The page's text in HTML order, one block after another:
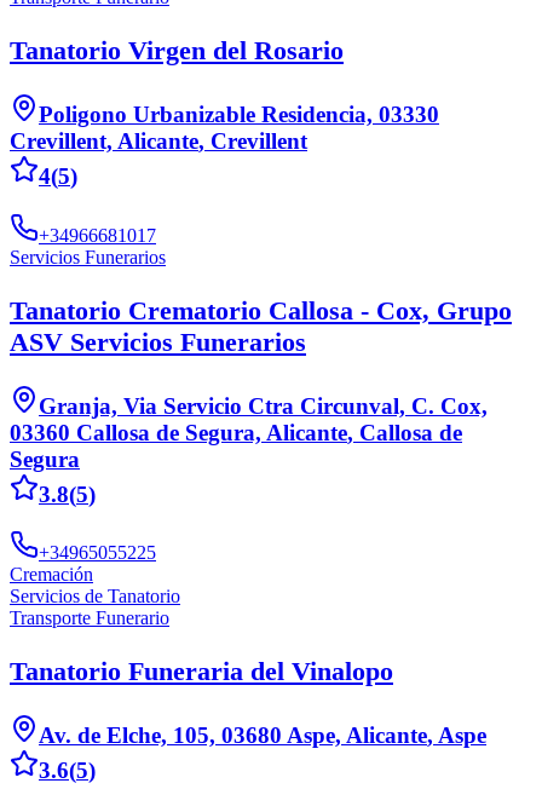
Tanatorio Virgen del Rosario
Poligono Urbanizable Residencia, 03330
Crevillent, Alicante, Crevillent
4(5)
+34966681017
Servicios Funerarios
Tanatorio Crematorio Callosa - Cox, Grupo
ASV Servicios Funerarios
Granja, Via Servicio Ctra Circunval, C. Cox,
03360 Callosa de Segura, Alicante, Callosa de
Segura
3.8(5)
+34965055225
Cremación
Servicios de Tanatorio
Transporte Funerario
Tanatorio Funeraria del Vinalopo
Av. de Elche, 105, 03680 Aspe, Alicante, Aspe
3.6(5)